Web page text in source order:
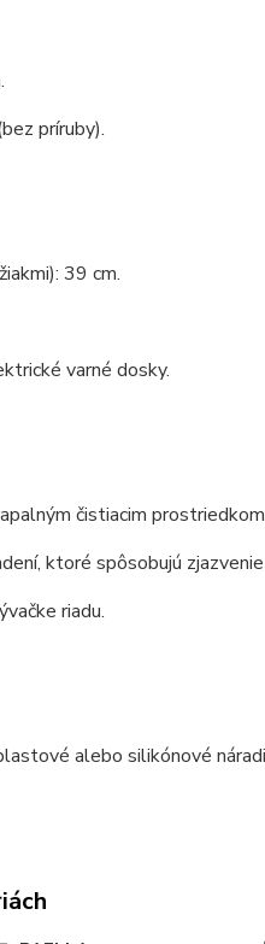
príruby).
39 cm.
varné dosky.
čistiacim
ktoré spôsobujú
riadu.
alebo silikónové